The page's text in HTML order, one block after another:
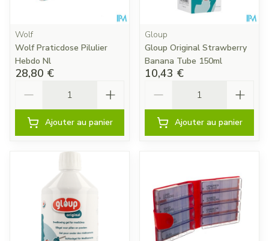
Wolf
Wolf Praticdose Pilulier
Hebdo Nl
28,80 €
Ajouter au panier
Gloup
Gloup Original Strawberry
Banana Tube 150ml
10,43 €
Ajouter au panier